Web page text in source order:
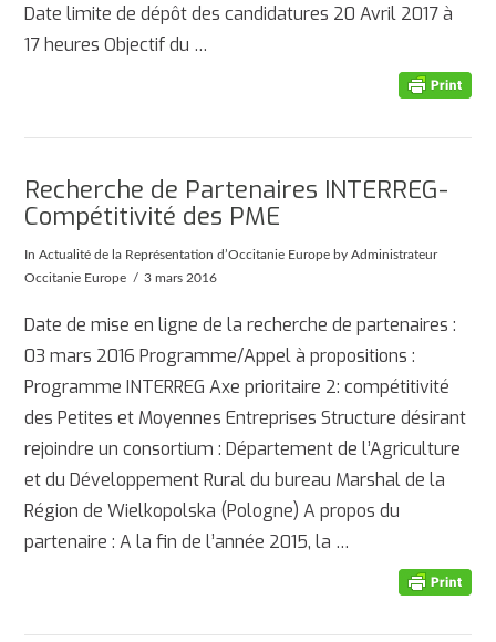
Date limite de dépôt des candidatures 20 Avril 2017 à
17 heures Objectif du …
Recherche de Partenaires INTERREG-
Compétitivité des PME
InActualité de la Représentation d’Occitanie Europe by Administrateur
Occitanie Europe
3 mars 2016
Date de mise en ligne de la recherche de partenaires :
03 mars 2016 Programme/Appel à propositions :
Programme INTERREG Axe prioritaire 2: compétitivité
des Petites et Moyennes Entreprises Structure désirant
rejoindre un consortium : Département de l’Agriculture
et du Développement Rural du bureau Marshal de la
Région de Wielkopolska (Pologne) A propos du
partenaire : A la fin de l’année 2015, la …